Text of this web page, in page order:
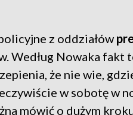
z oddziałów
Według Nowaka fakt
że nie wie,
w sobotę w
mówić o dużym